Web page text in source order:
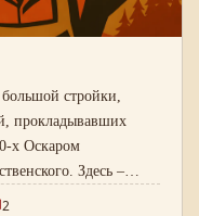
стройки,
прокладывавших
х Оскаром
Здесь –
Коннова.
2